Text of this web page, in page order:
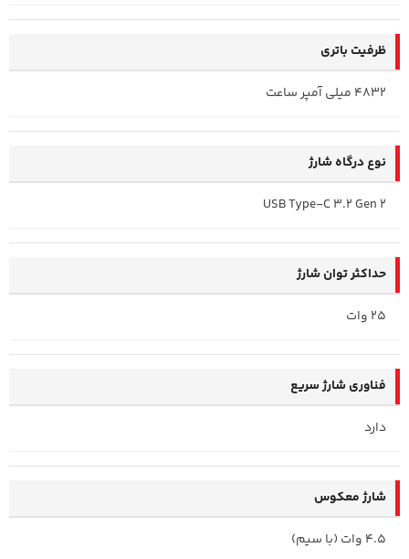
ظرفیت باتری
4832 میلی آمپر ساعت
نوع درگاه شارژ
USB Type-C 3.2 Gen 2
حداکثر توان شارژ
25 وات
فناوری شارژ سریع
دارد
شارژ معکوس
4.5 وات (با سیم)